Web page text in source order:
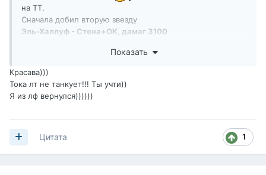
на ТТ.
Сначала добил вторую звезду
Эль-Халлуф - Стена+ОК, дамаг 3100
Показать контент
Потом наиграл на два Мастера
Граница Империи - Воин+Снайпер+ОК, дамаг 4500.
Показать контент
Показать
Красава)))
Тока лт не танкует!!! Ты учти))
Я из лф вернулся))))))
1
Цитата